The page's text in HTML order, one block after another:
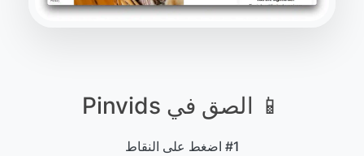
📱 الصق في Pinvids
#1 اضغط على النقاط